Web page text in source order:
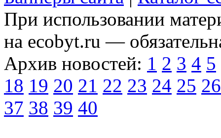
При использовании
на ecobyt.ru —
Архив новостей: 1 2 3 4 5
18 19 20 21 22 23 24 25 26
37 38 39 40